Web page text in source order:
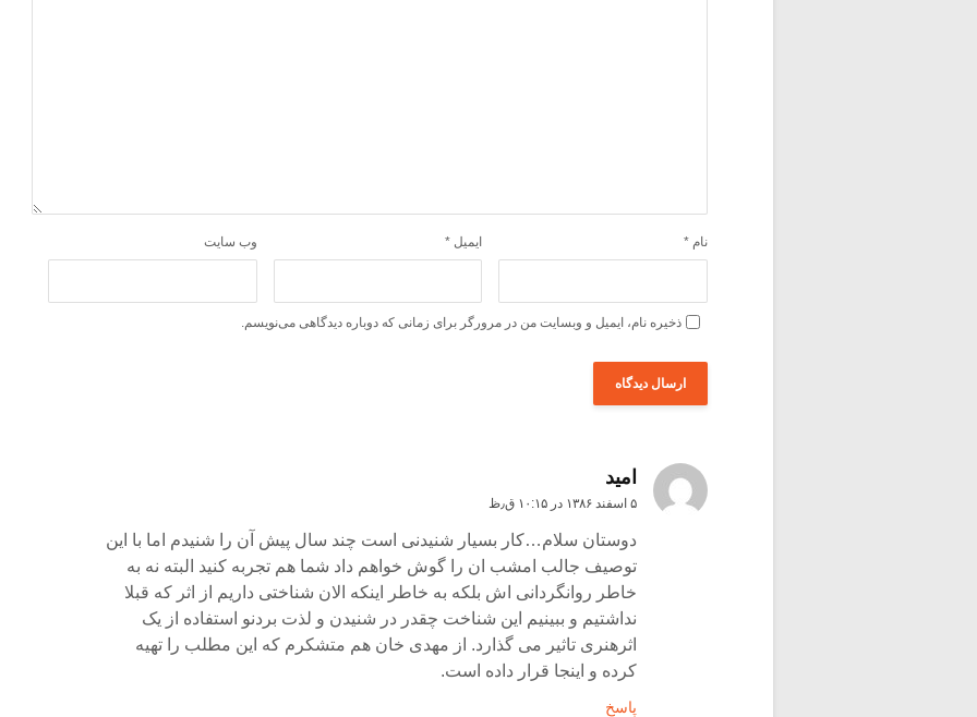
نام * ایمیل * وب‌ سایت
ذخیره نام، ایمیل و وبسایت من در مرورگر برای زمانی که دوباره دیدگاهی می‌نویسم.
اميد
۵ اسفند ۱۳۸۶ در ۱۰:۱۵ ق٫ظ
دوستان سلام…کار بسیار شنیدنی است چند سال پیش آن را شنیدم اما با این
توصیف جالب امشب ان را گوش خواهم داد شما هم تجربه کنید البته نه به
خاطر روانگردانی اش بلکه به خاطر اینکه الان شناختی داریم از اثر که قبلا
نداشتیم و ببینیم این شناخت چقدر در شنیدن و لذت بردنو استفاده از یک
اثرهنری تاثیر می گذارد. از مهدی خان هم متشکرم که این مطلب را تهیه
کرده و اینجا قرار داده است.
پاسخ